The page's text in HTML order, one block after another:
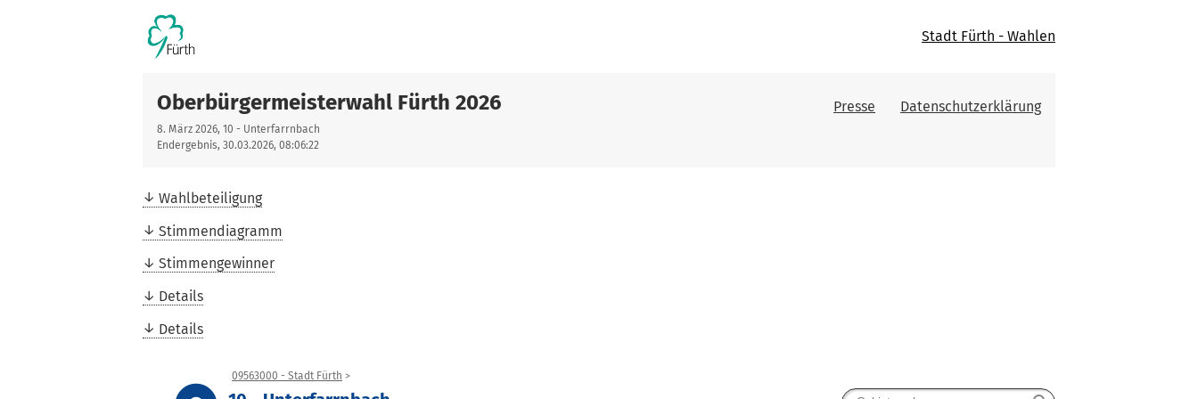
Stadt Fürth - Wahlen
Oberbürgermeisterwahl Fürth 2026
8. März 2026, 10 - Unterfarrnbach
Endergebnis, 30.03.2026, 08:06:22
Presse Datenschutzerklärung
Wahlbeteiligung
Stimmendiagramm
Stimmengewinner
Details
Details
09563000 - Stadt Fürth